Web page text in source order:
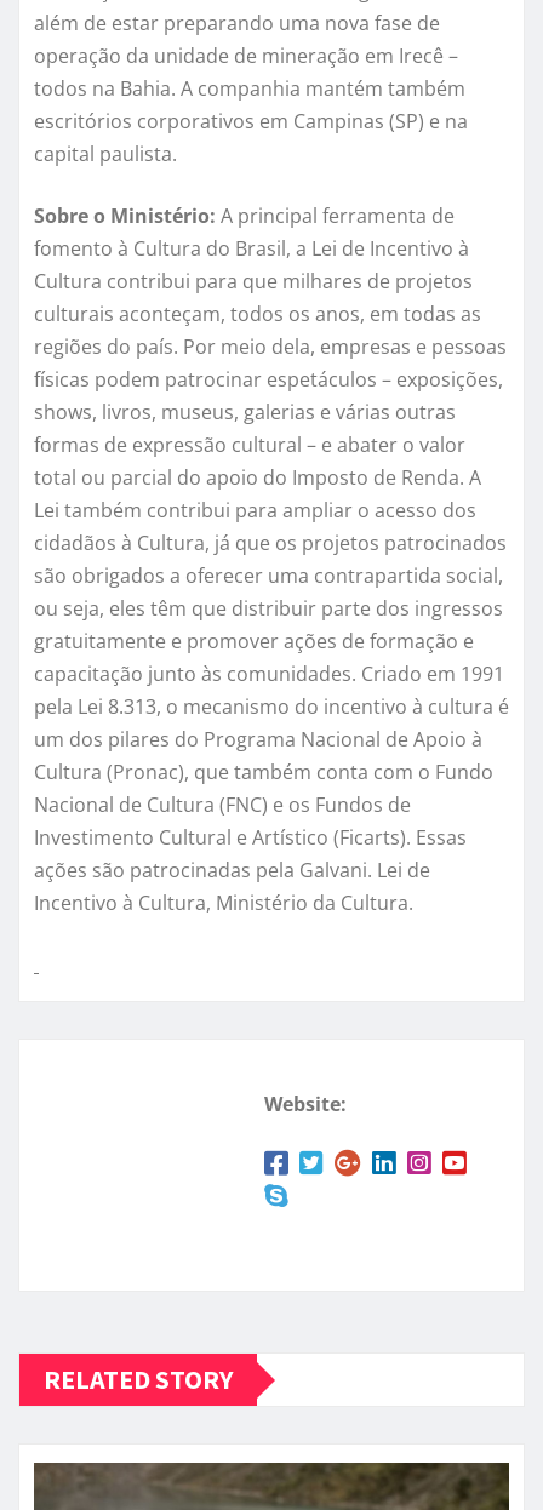
além de estar preparando uma nova fase de
operação da unidade de mineração em Irecê –
todos na Bahia. A companhia mantém também
escritórios corporativos em Campinas (SP) e na
capital paulista.
Sobre o Ministério: A principal ferramenta de
fomento à Cultura do Brasil, a Lei de Incentivo à
Cultura contribui para que milhares de projetos
culturais aconteçam, todos os anos, em todas as
regiões do país. Por meio dela, empresas e pessoas
físicas podem patrocinar espetáculos – exposições,
shows, livros, museus, galerias e várias outras
formas de expressão cultural – e abater o valor
total ou parcial do apoio do Imposto de Renda. A
Lei também contribui para ampliar o acesso dos
cidadãos à Cultura, já que os projetos patrocinados
são obrigados a oferecer uma contrapartida social,
ou seja, eles têm que distribuir parte dos ingressos
gratuitamente e promover ações de formação e
capacitação junto às comunidades. Criado em 1991
pela Lei 8.313, o mecanismo do incentivo à cultura é
um dos pilares do Programa Nacional de Apoio à
Cultura (Pronac), que também conta com o Fundo
Nacional de Cultura (FNC) e os Fundos de
Investimento Cultural e Artístico (Ficarts). Essas
ações são patrocinadas pela Galvani. Lei de
Incentivo à Cultura, Ministério da Cultura.
Website:
RELATED STORY